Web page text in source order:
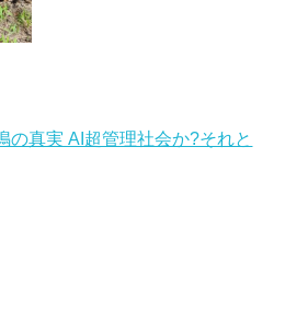
の真実 AI超管理社会か?それと